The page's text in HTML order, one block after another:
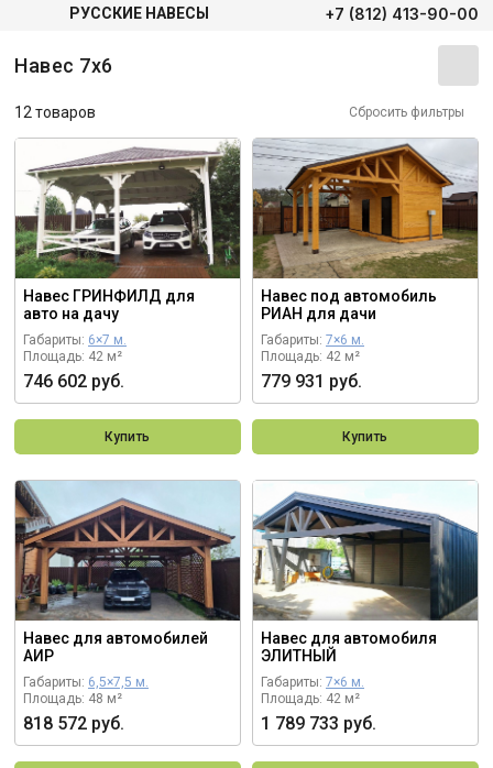
РУССКИЕ НАВЕСЫ +7 (812) 413-90-00
Навес 7х6
12 товаров Сбросить фильтры
Навес ГРИНФИЛД для
авто на дачу
Габариты: 6×7 м.
Площадь: 42 м²
746 602 руб.
Купить
Навес под автомобиль
РИАН для дачи
Габариты: 7×6 м.
Площадь: 42 м²
779 931 руб.
Купить
Навес для автомобилей
АИР
Габариты: 6,5×7,5 м.
Площадь: 48 м²
818 572 руб.
Навес для автомобиля
ЭЛИТНЫЙ
Габариты: 7×6 м.
Площадь: 42 м²
1 789 733 руб.